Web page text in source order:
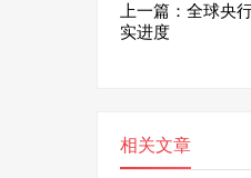
上一篇：全球央
实进度
相关文章